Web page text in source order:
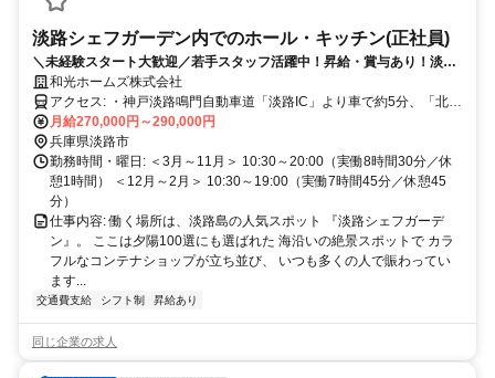
淡路シェフガーデン内でのホール・キッチン(正社員)
＼未経験スタート大歓迎／若手スタッフ活躍中！昇給・賞与あり！淡路
島の人気スポットで正社員デビューしませんか？
和光ホームズ株式会社
アクセス: ・神戸淡路鳴門自動車道「淡路IC」より車で約5分、「北淡
IC」より車で約10分 ・岩屋港よりシャトルバスあり ※マイカー・バ
イク・自転車通勤OK（駐車場完備）
月給270,000円～290,000円
兵庫県淡路市
勤務時間・曜日: ＜3月～11月＞ 10:30～20:00（実働8時間30分／休
憩1時間） ＜12月～2月＞ 10:30～19:00（実働7時間45分／休憩45
分）
仕事内容: 働く場所は、淡路島の人気スポット 『淡路シェフガーデ
ン』。 ここは夕陽100選にも選ばれた 海沿いの絶景スポットで カラ
フルなコンテナショップが立ち並び、 いつも多くの人で賑わってい
ます...
交通費支給 シフト制 昇給あり
同じ企業の求人